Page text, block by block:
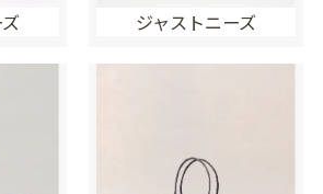
ジャストニーズ